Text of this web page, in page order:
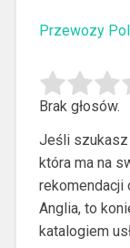
Przewozy
Brak głosów.
Jeśli szukasz
która ma na
Anglia, to
katalogiem